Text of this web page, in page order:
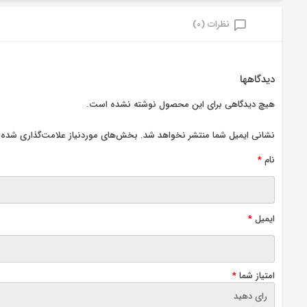
نظرات (0)
دیدگاهها
هیچ دیدگاهی برای این محصول نوشته نشده است.
نشانی ایمیل شما منتشر نخواهد شد. بخش‌های موردنیاز علامت‌گذاری
نام*
ایمیل*
امتیاز شما*